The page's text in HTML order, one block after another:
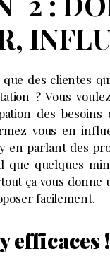
des clientes
? Vous
des
vous en
en parlant des
que quelques
ça vous
facilement.
efficaces !